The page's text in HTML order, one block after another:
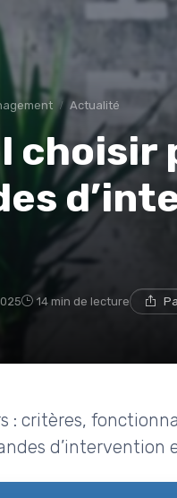
Actualité
choisir
14 min de lecture
: critères,